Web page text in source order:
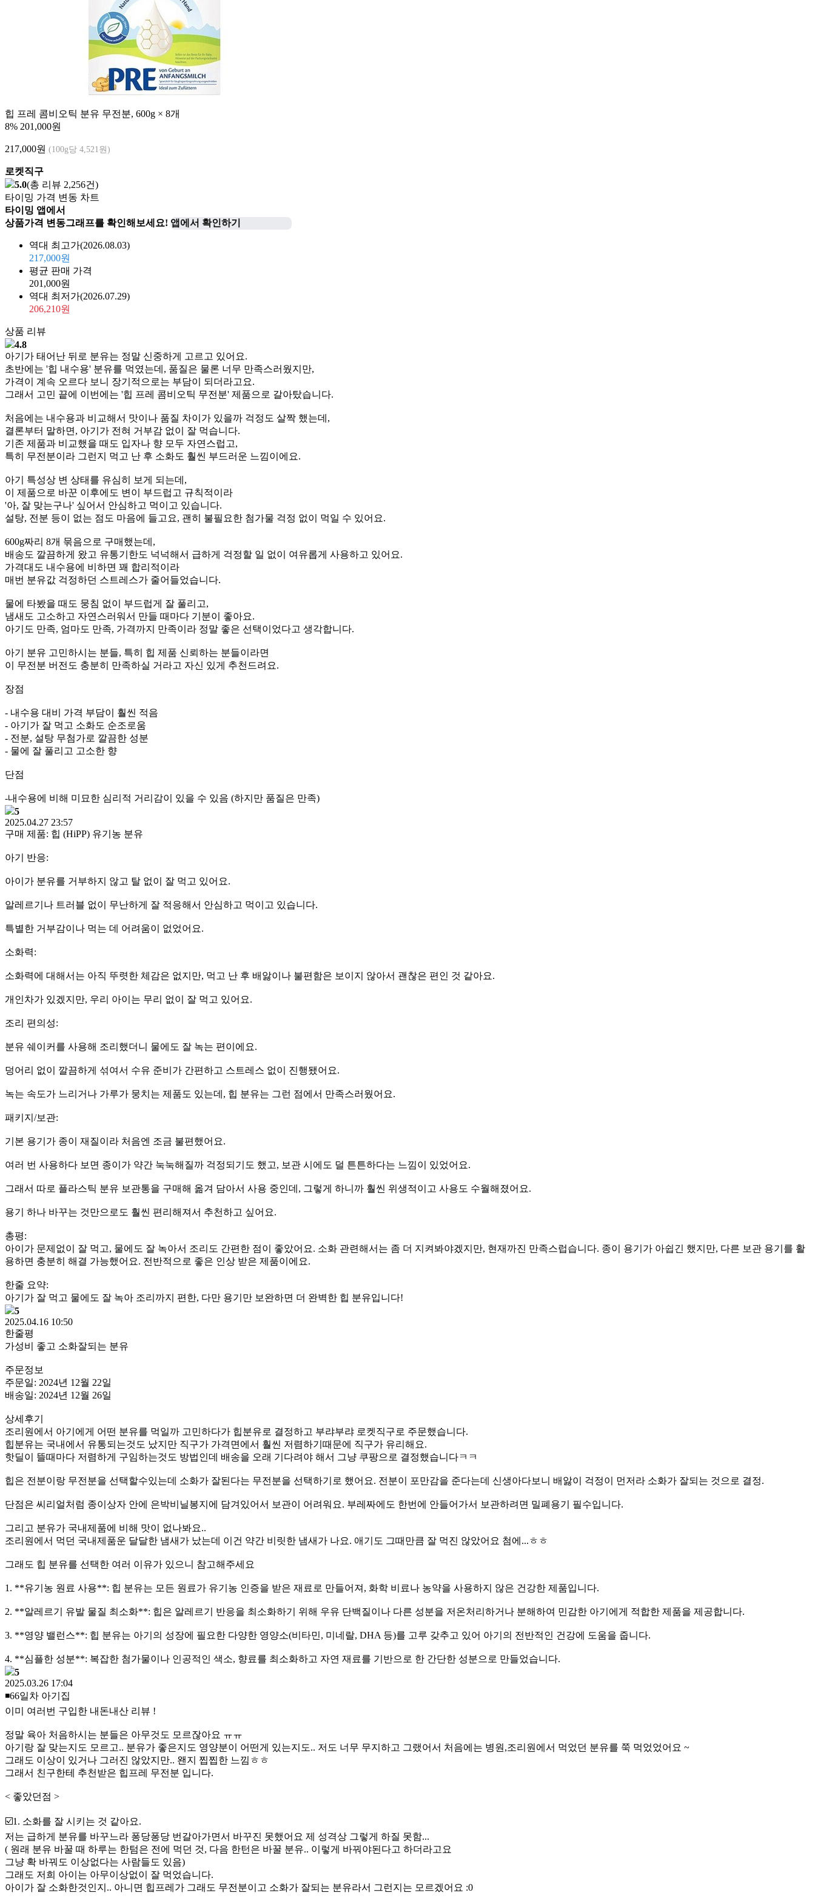
힙 프레 콤비오틱 분유 무전분, 600g × 8개
8% 201,000원
217,000원 (100g당 4,521원)
로켓직구
5.0(총 리뷰 2,256건)
타이밍 가격 변동 차트
타이밍 앱에서
상품가격 변동그래프를 확인해보세요! 앱에서 확인하기
역대 최고가(2026.08.03)
217,000원
평균 판매 가격
201,000원
역대 최저가(2026.07.29)
206,210원
상품 리뷰
4.8
아기가 태어난 뒤로 분유는 정말 신중하게 고르고 있어요.
초반에는 '힙 내수용' 분유를 먹였는데, 품질은 물론 너무 만족스러웠지만,
가격이 계속 오르다 보니 장기적으로는 부담이 되더라고요.
그래서 고민 끝에 이번에는 '힙 프레 콤비오틱 무전분' 제품으로 갈아탔습니다.
처음에는 내수용과 비교해서 맛이나 품질 차이가 있을까 걱정도 살짝 했는데,
결론부터 말하면, 아기가 전혀 거부감 없이 잘 먹습니다.
기존 제품과 비교했을 때도 입자나 향 모두 자연스럽고,
특히 무전분이라 그런지 먹고 난 후 소화도 훨씬 부드러운 느낌이에요.
아기 특성상 변 상태를 유심히 보게 되는데,
이 제품으로 바꾼 이후에도 변이 부드럽고 규칙적이라
'아, 잘 맞는구나' 싶어서 안심하고 먹이고 있습니다.
설탕, 전분 등이 없는 점도 마음에 들고요, 괜히 불필요한 첨가물 걱정 없이 먹일 수 있어요.
600g짜리 8개 묶음으로 구매했는데,
배송도 깔끔하게 왔고 유통기한도 넉넉해서 급하게 걱정할 일 없이 여유롭게 사용하고 있어요.
가격대도 내수용에 비하면 꽤 합리적이라
매번 분유값 걱정하던 스트레스가 줄어들었습니다.
물에 타봤을 때도 뭉침 없이 부드럽게 잘 풀리고,
냄새도 고소하고 자연스러워서 만들 때마다 기분이 좋아요.
아기도 만족, 엄마도 만족, 가격까지 만족이라 정말 좋은 선택이었다고 생각합니다.
아기 분유 고민하시는 분들, 특히 힙 제품 신뢰하는 분들이라면
이 무전분 버전도 충분히 만족하실 거라고 자신 있게 추천드려요.
장점
- 내수용 대비 가격 부담이 훨씬 적음
- 아기가 잘 먹고 소화도 순조로움
- 전분, 설탕 무첨가로 깔끔한 성분
- 물에 잘 풀리고 고소한 향
단점
-내수용에 비해 미묘한 심리적 거리감이 있을 수 있음 (하지만 품질은 만족)
5
2025.04.27 23:57
구매 제품: 힙 (HiPP) 유기농 분유
아기 반응:
아이가 분유를 거부하지 않고 탈 없이 잘 먹고 있어요.
알레르기나 트러블 없이 무난하게 잘 적응해서 안심하고 먹이고 있습니다.
특별한 거부감이나 먹는 데 어려움이 없었어요.
소화력:
소화력에 대해서는 아직 뚜렷한 체감은 없지만, 먹고 난 후 배앓이나 불편함은 보이지 않아서 괜찮은 편인 것 같아요.
개인차가 있겠지만, 우리 아이는 무리 없이 잘 먹고 있어요.
조리 편의성:
분유 쉐이커를 사용해 조리했더니 물에도 잘 녹는 편이에요.
덩어리 없이 깔끔하게 섞여서 수유 준비가 간편하고 스트레스 없이 진행됐어요.
녹는 속도가 느리거나 가루가 뭉치는 제품도 있는데, 힙 분유는 그런 점에서 만족스러웠어요.
패키지/보관:
기본 용기가 종이 재질이라 처음엔 조금 불편했어요.
여러 번 사용하다 보면 종이가 약간 눅눅해질까 걱정되기도 했고, 보관 시에도 덜 튼튼하다는 느낌이 있었어요.
그래서 따로 플라스틱 분유 보관통을 구매해 옮겨 담아서 사용 중인데, 그렇게 하니까 훨씬 위생적이고 사용도 수월해졌어요.
용기 하나 바꾸는 것만으로도 훨씬 편리해져서 추천하고 싶어요.
총평:
아이가 문제없이 잘 먹고, 물에도 잘 녹아서 조리도 간편한 점이 좋았어요. 소화 관련해서는 좀 더 지켜봐야겠지만, 현재까진 만족스럽습니다. 종이 용기가 아쉽긴 했지만, 다른 보관 용기를 활
용하면 충분히 해결 가능했어요. 전반적으로 좋은 인상 받은 제품이에요.
한줄 요약:
아기가 잘 먹고 물에도 잘 녹아 조리까지 편한, 다만 용기만 보완하면 더 완벽한 힙 분유입니다!
5
2025.04.16 10:50
한줄평
가성비 좋고 소화잘되는 분유
주문정보
주문일: 2024년 12월 22일
배송일: 2024년 12월 26일
상세후기
조리원에서 아기에게 어떤 분유를 먹일까 고민하다가 힙분유로 결정하고 부랴부랴 로켓직구로 주문했습니다.
힙분유는 국내에서 유통되는것도 났지만 직구가 가격면에서 훨씬 저렴하기때문에 직구가 유리해요.
핫딜이 뜰때마다 저렴하게 구임하는것도 방법인데 배송을 오래 기다려야 해서 그냥 쿠팡으로 결정했습니다ㅋㅋ
힙은 전분이랑 무전분을 선택할수있는데 소화가 잘된다는 무전분을 선택하기로 했어요. 전분이 포만감을 준다는데 신생아다보니 배앓이 걱정이 먼저라 소화가 잘되는 것으로 결정.
단점은 씨리얼처럼 종이상자 안에 은박비닐봉지에 담겨있어서 보관이 어려워요. 부레짜에도 한번에 안들어가서 보관하려면 밀폐용기 필수입니다.
그리고 분유가 국내제품에 비해 맛이 없나봐요..
조리원에서 먹던 국내제품운 달달한 냄새가 났는데 이건 약간 비릿한 냄새가 나요. 애기도 그때만큼 잘 먹진 않았어요 첨에...ㅎㅎ
그래도 힙 분유를 선택한 여러 이유가 있으니 참고해주세요
1. **유기농 원료 사용**: 힙 분유는 모든 원료가 유기농 인증을 받은 재료로 만들어져, 화학 비료나 농약을 사용하지 않은 건강한 제품입니다.
2. **알레르기 유발 물질 최소화**: 힙은 알레르기 반응을 최소화하기 위해 우유 단백질이나 다른 성분을 저온처리하거나 분해하여 민감한 아기에게 적합한 제품을 제공합니다.
3. **영양 밸런스**: 힙 분유는 아기의 성장에 필요한 다양한 영양소(비타민, 미네랄, DHA 등)를 고루 갖추고 있어 아기의 전반적인 건강에 도움을 줍니다.
4. **심플한 성분**: 복잡한 첨가물이나 인공적인 색소, 향료를 최소화하고 자연 재료를 기반으로 한 간단한 성분으로 만들었습니다.
5
2025.03.26 17:04
◾️66일차 아기집
이미 여러번 구입한 내돈내산 리뷰 !
정말 육아 처음하시는 분들은 아무것도 모르잖아요 ㅠㅠ
아기랑 잘 맞는지도 모르고.. 분유가 좋은지도 영양분이 어떤게 있는지도.. 저도 너무 무지하고 그랬어서 처음에는 병원,조리원에서 먹었던 분유를 쭉 먹었었어요 ~
그래도 이상이 있거나 그러진 않았지만.. 왠지 찝찝한 느낌ㅎㅎ
그래서 친구한테 추천받은 힙프레 무전분 입니다.
< 좋았던점 >
☑️1. 소화를 잘 시키는 것 같아요.
저는 급하게 분유를 바꾸느라 퐁당퐁당 번갈아가면서 바꾸진 못했어요 제 성격상 그렇게 하질 못함...
( 원래 분유 바꿀 때 하루는 한텀은 전에 먹던 것, 다음 한턴은 바꿀 분유.. 이렇게 바꿔야된다고 하더라고요
그냥 확 바꿔도 이상없다는 사람들도 있음)
그래도 저희 아이는 아무이상없이 잘 먹었습니다.
아이가 잘 소화한것인지.. 아니면 힙프레가 그래도 무전분이고 소화가 잘되는 분유라서 그런지는 모르겠어요 :0